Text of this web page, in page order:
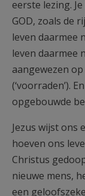
eerste lezing.
GOD, zoals de
leven daarmee
leven daarmee
aangewezen
(‘voorraden’).
opgebouwde
Jezus wijst ons
hoeven ons
Christus
nieuwe mens,
een